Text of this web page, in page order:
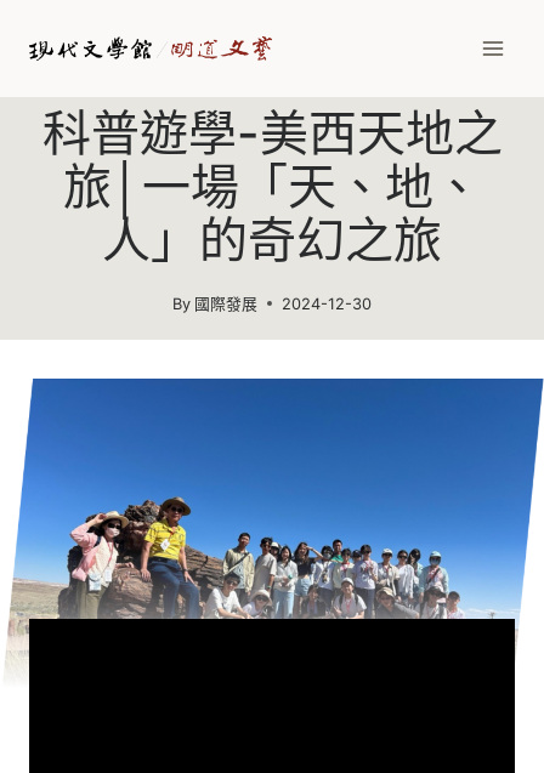
科普遊學-美西天地之
旅│一場「天、地、
人」的奇幻之旅
By 國際發展 2024-12-30